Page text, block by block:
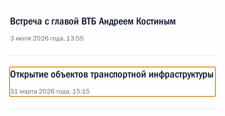
Встреча с главой ВТБ Андреем Костиным
3 июля 2026 года, 13:55
Открытие объектов транспортной инфраструктуры
31 марта 2026 года, 15:15